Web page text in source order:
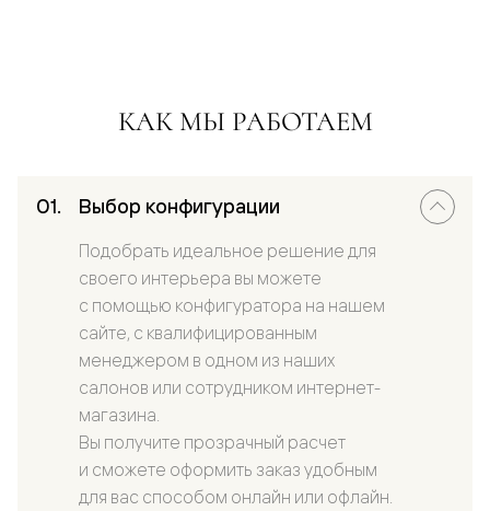
КАК МЫ РАБОТАЕМ
Выбор конфигурации
Подобрать идеальное решение для
своего интерьера вы можете
с помощью конфигуратора на нашем
сайте, с квалифицированным
менеджером в одном из наших
салонов или сотрудником интернет-
магазина.
Вы получите прозрачный расчет
и сможете оформить заказ удобным
для вас способом онлайн или офлайн.